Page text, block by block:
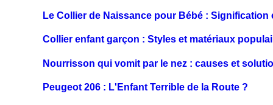
Le Collier de Naissance pour Bébé : Signification
Collier enfant garçon : Styles et matériaux
Nourrisson qui vomit par le nez : causes et
Peugeot 206 : L'Enfant Terrible de la Route ?